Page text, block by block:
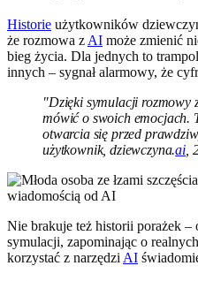
Historie użytkowników
że rozmowa z AI może zmienić
bieg życia. Dla jednych to
innych – sygnał alarmowy, że
"Dzięki symulacji rozmowy
mówić o swoich emocjach.
otwarcia się przed
użytkownik, dziewczyna.ai ,
Nie brakuje też historii porażek –
symulacji, zapominając o
korzystać z narzędzi AI